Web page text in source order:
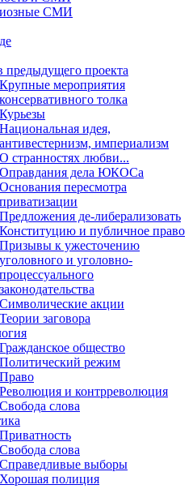
СМИ
предыдущего проекта
Крупные мероприятия
консервативного толка
Курьезы
Национальная идея,
антивестернизм, империализм
О странностях любви...
Оправдания дела ЮКОСа
Основания пересмотра
приватизации
Предложения де-либерализовать
Конституцию и публичное право
Призывы к ужесточению
уголовного и уголовно-
процессуального
законодательства
Символические акции
Теории заговора
Гражданское общество
Политический режим
Право
Революция и контрреволюция
Свобода слова
Приватность
Свобода слова
Справедливые выборы
Хорошая полиция